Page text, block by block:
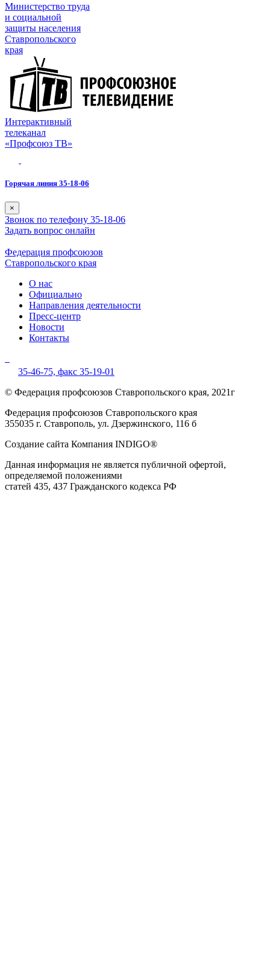
Министерство труда
и социальной
защиты населения
Ставропольского
края
Интерактивный
телеканал
«Профсоюз ТВ»
Горячая линия 35-18-06
×
Звонок по телефону 35-18-06
Задать вопрос онлайн
Федерация профсоюзов
Ставропольского края
О нас
Официально
Направления деятельности
Пресс-центр
Новости
Контакты
35-46-75, факс 35-19-01
© Федерация профсоюзов Ставропольского края, 2021г
Федерация профсоюзов Ставропольского края
355035 г. Ставрополь, ул. Дзержинского, 116 б
Создание сайта Компания INDIGO®
Данная информация не является публичной офертой,
определяемой положениями
статей 435, 437 Гражданского кодекса РФ